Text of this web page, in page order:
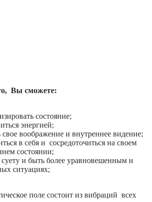
Вы сможете:
состояние;
энергией;
свое воображение и внутреннее видение;
в себя и сосредоточиться на своем
состоянии;
и быть более уравновешенным и
ситуациях;
поле состоит из вибраций всех